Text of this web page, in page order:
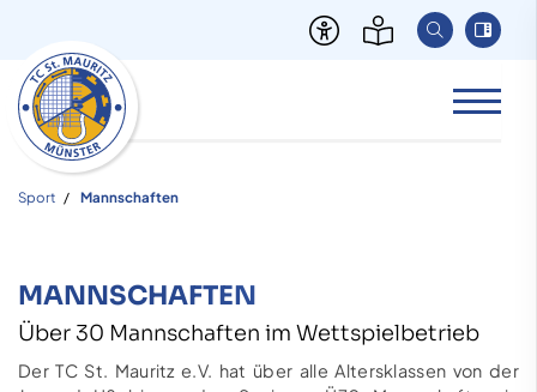
Sport Mannschaften
MANNSCHAFTEN
Über 30 Mannschaften im Wettspielbetrieb
Der TC St. Mauritz e.V. hat über alle Altersklassen von der